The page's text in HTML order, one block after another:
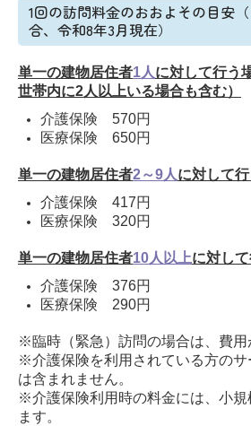
1回の訪問料金のおおよその目安
合、令和8年3月現在）
単一の建物居住者1人に対して行う
世帯内に2人以上いる場合も含む）
介護保険 570円
医療保険 650円
単一の建物居住者2～9人に対して
介護保険 417円
医療保険 320円
単一の建物居住者10人以上に対し
介護保険 376円
医療保険 290円
※臨時（緊急）訪問の場合は、費用
※介護保険を利用されている方のサ
は含まれません。
※介護保険利用時の料金には、小規
ます。